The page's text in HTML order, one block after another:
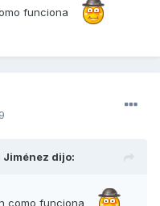
funciona
Jiménez dijo:
como funciona